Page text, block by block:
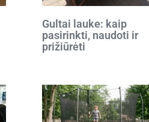
Gultai lauke: kaip
pasirinkti, naudoti ir
prižiūrėti